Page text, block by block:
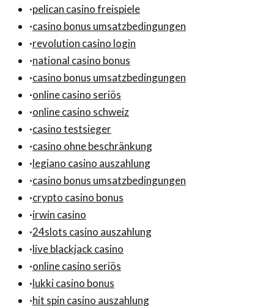
·pelican casino freispiele
·casino bonus umsatzbedingungen
·revolution casino login
·national casino bonus
·casino bonus umsatzbedingungen
·online casino seriös
·online casino schweiz
·casino testsieger
·casino ohne beschränkung
·legiano casino auszahlung
·casino bonus umsatzbedingungen
·crypto casino bonus
·irwin casino
·24slots casino auszahlung
·live blackjack casino
·online casino seriös
·lukki casino bonus
·hit spin casino auszahlung